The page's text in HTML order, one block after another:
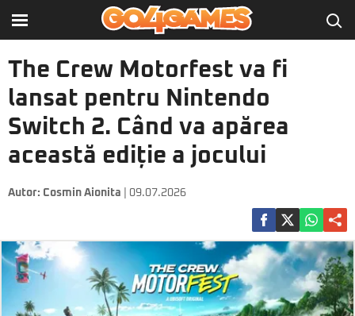
The Crew Motorfest va fi
lansat pentru Nintendo
Switch 2. Când va apărea
această ediție a jocului
Autor: Cosmin Aionita | 09.07.2026